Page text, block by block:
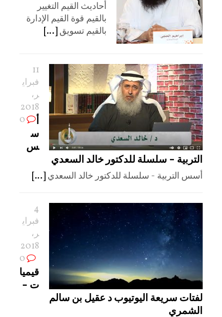
أحاديث القيم التغيير
بالقيم قوة القيم الإدارة
بالقيم تسويق [...]
11
فبراي
ر،
2018
0
أ
س
س
التربية – سلسلة للدكتور خالد السعدي
أسس التربية - سلسلة للدكتور خالد السعدي [...]
4
فبراي
ر،
2018
0
قيميا
ت –
لفتات سريعة اليوتيوب د عقيل بن سالم
الشمري